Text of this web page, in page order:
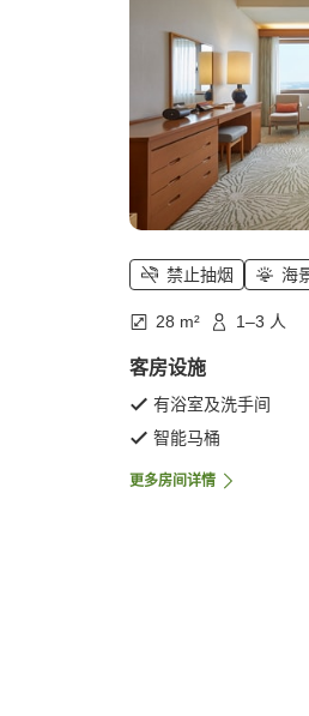
禁止抽烟 海
28 m² 1–3 人
客房设施
有浴室及洗手间
智能马桶
更多房间详情